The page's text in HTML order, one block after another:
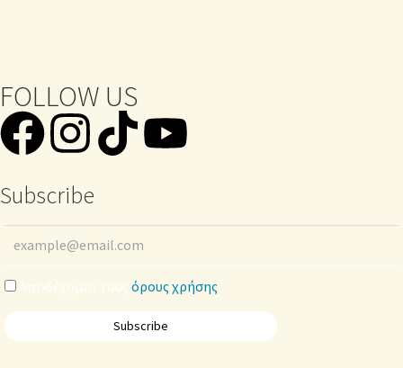
FOLLOW US
Subscribe
Αποδέχομαι τους όρους χρήσης